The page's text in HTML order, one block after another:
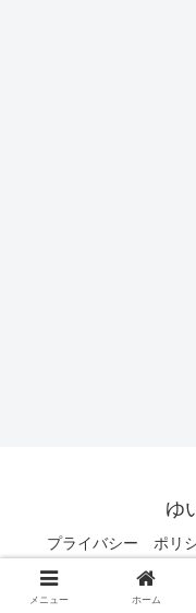
ゆ
プライバシー ポリ
©
メニュー ホーム